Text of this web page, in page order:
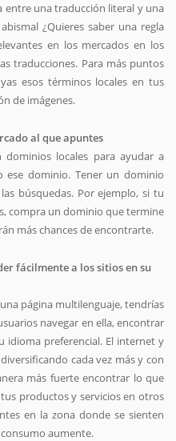
entre una traducción literal y una
¿Quieres saber una regla
en los mercados en los
traducciones. Para más puntos
esos términos locales en tus
de imágenes.
al que apuntes
locales para ayudar a
ese dominio. Tener un dominio
búsquedas. Por ejemplo, si tu
compra un dominio que termine
más chances de encontrarte.
fácilmente a los sitios en su
página multilenguaje, tendrías
navegar en ella, encontrar
idioma preferencial. El internet y
cada vez más y con
más fuerte encontrar lo que
productos y servicios en otros
en la zona donde se sienten
aumente.